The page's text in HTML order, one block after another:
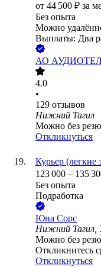
от 44 500 ₽ за
Без опыта
Можно
Выплаты: Два
АО
4.0
•
129 отзывов
Нижний Тагил
Можно без
Откликнуться
Курьер (легкие
123 000 – 135
Без опыта
Подработка
Юна Сорс
Нижний Тагил,
Можно без
Откликнитесь
Откликнуться